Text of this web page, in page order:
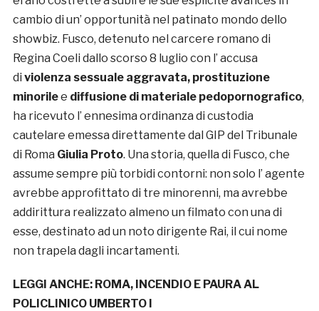
cambio di un’ opportunità nel patinato mondo dello
showbiz. Fusco, detenuto nel carcere romano di
Regina Coeli dallo scorso 8 luglio con l’ accusa
di violenza sessuale aggravata, prostituzione
minorilee diffusione di materiale pedopornografico,
ha ricevuto l’ ennesima ordinanza di custodia
cautelare emessa direttamente dal GIP del Tribunale
di Roma Giulia Proto. Una storia, quella di Fusco, che
assume sempre più torbidi contorni: non solo l’ agente
avrebbe approfittato di tre minorenni, ma avrebbe
addirittura realizzato almeno un filmato con una di
esse, destinato ad un noto dirigente Rai, il cui nome
non trapela dagli incartamenti.
LEGGI ANCHE: ROMA, INCENDIO E PAURA AL
POLICLINICO UMBERTO I